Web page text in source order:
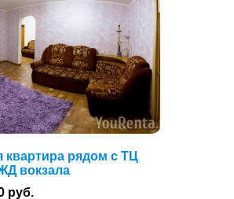
квартира рядом с ТЦ
вокзала
руб.